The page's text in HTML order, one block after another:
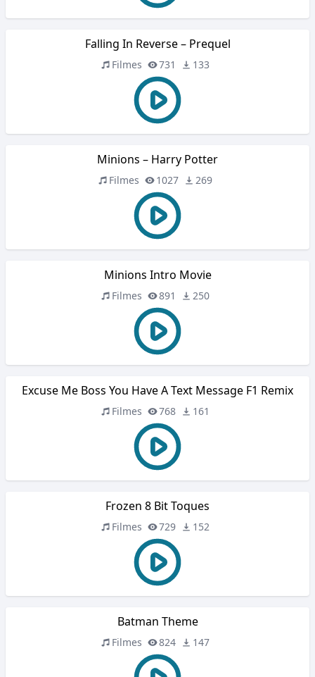
Falling In Reverse – Prequel
Filmes 731 133
Minions – Harry Potter
Filmes 1027 269
Minions Intro Movie
Filmes 891 250
Excuse Me Boss You Have A Text Message F1 Remix
Filmes 768 161
Frozen 8 Bit Toques
Filmes 729 152
Batman Theme
Filmes 824 147